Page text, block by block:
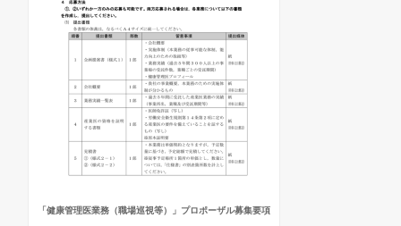
「健康管理医業務（職場巡視等）」プロポーザル募集要項